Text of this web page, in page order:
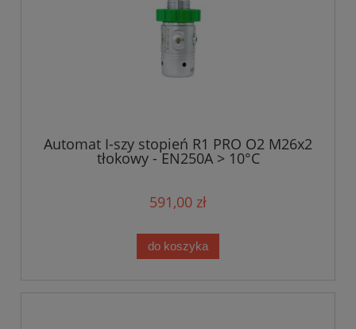
Automat I-szy stopień R1 PRO O2 M26x2
tłokowy - EN250A > 10°C
591,00 zł
do koszyka